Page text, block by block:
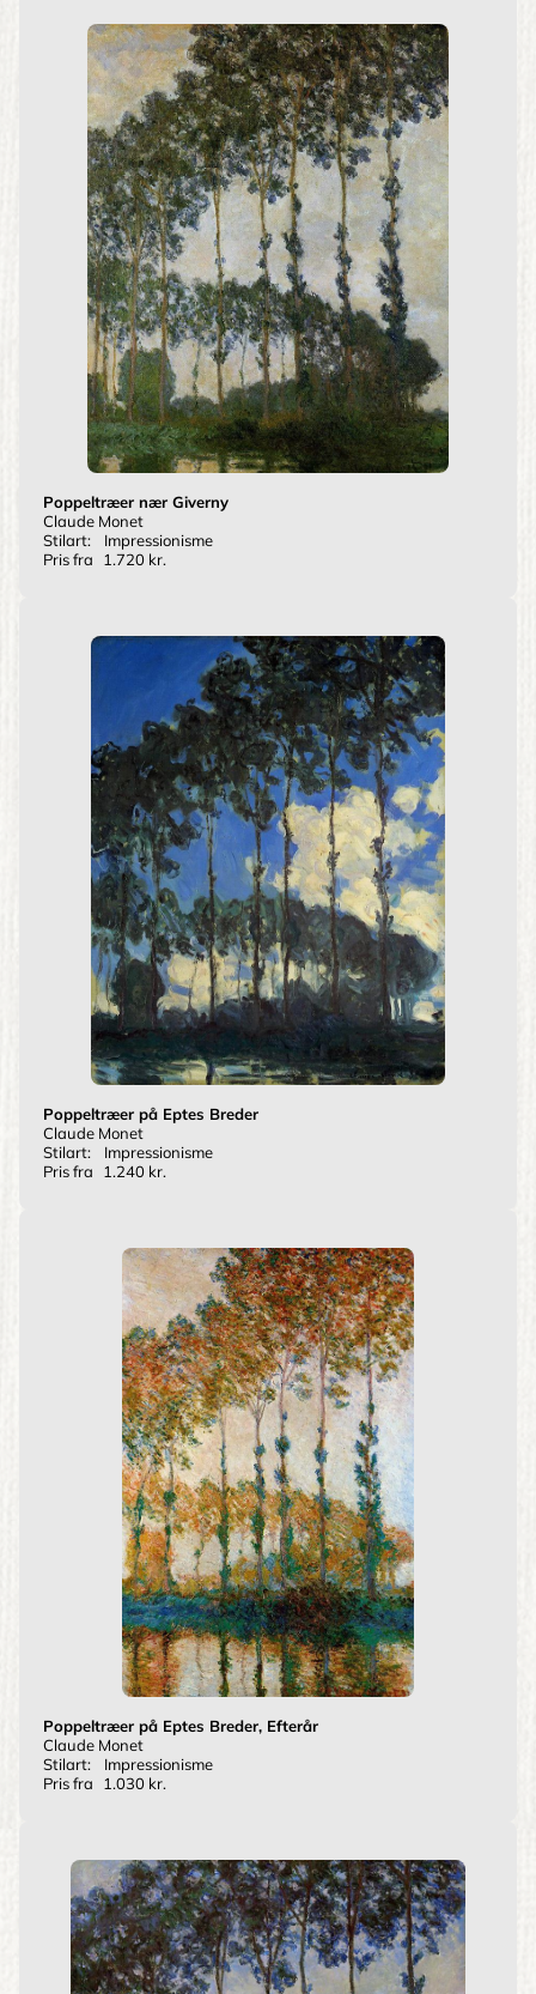
Poppeltræer nær Giverny
Claude Monet
Stilart:
Impressionisme
Pris fra
1.720 kr.
Poppeltræer på Eptes Breder
Claude Monet
Stilart:
Impressionisme
Pris fra
1.240 kr.
Poppeltræer på Eptes Breder, Efterår
Claude Monet
Stilart:
Impressionisme
Pris fra
1.030 kr.